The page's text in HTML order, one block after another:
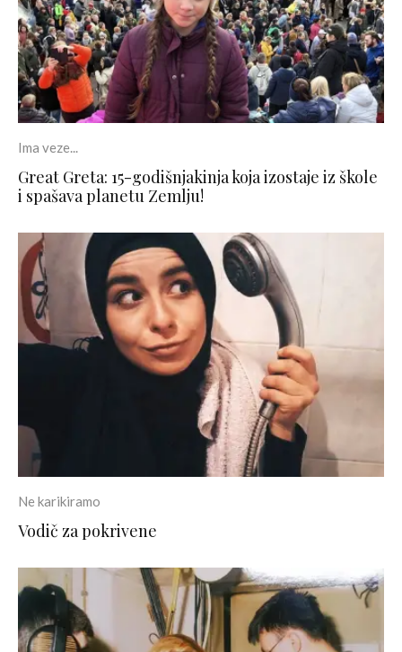
Ima veze...
Great Greta: 15-godišnjakinja koja izostaje iz škole
i spašava planetu Zemlju!
Ne karikiramo
Vodič za pokrivene